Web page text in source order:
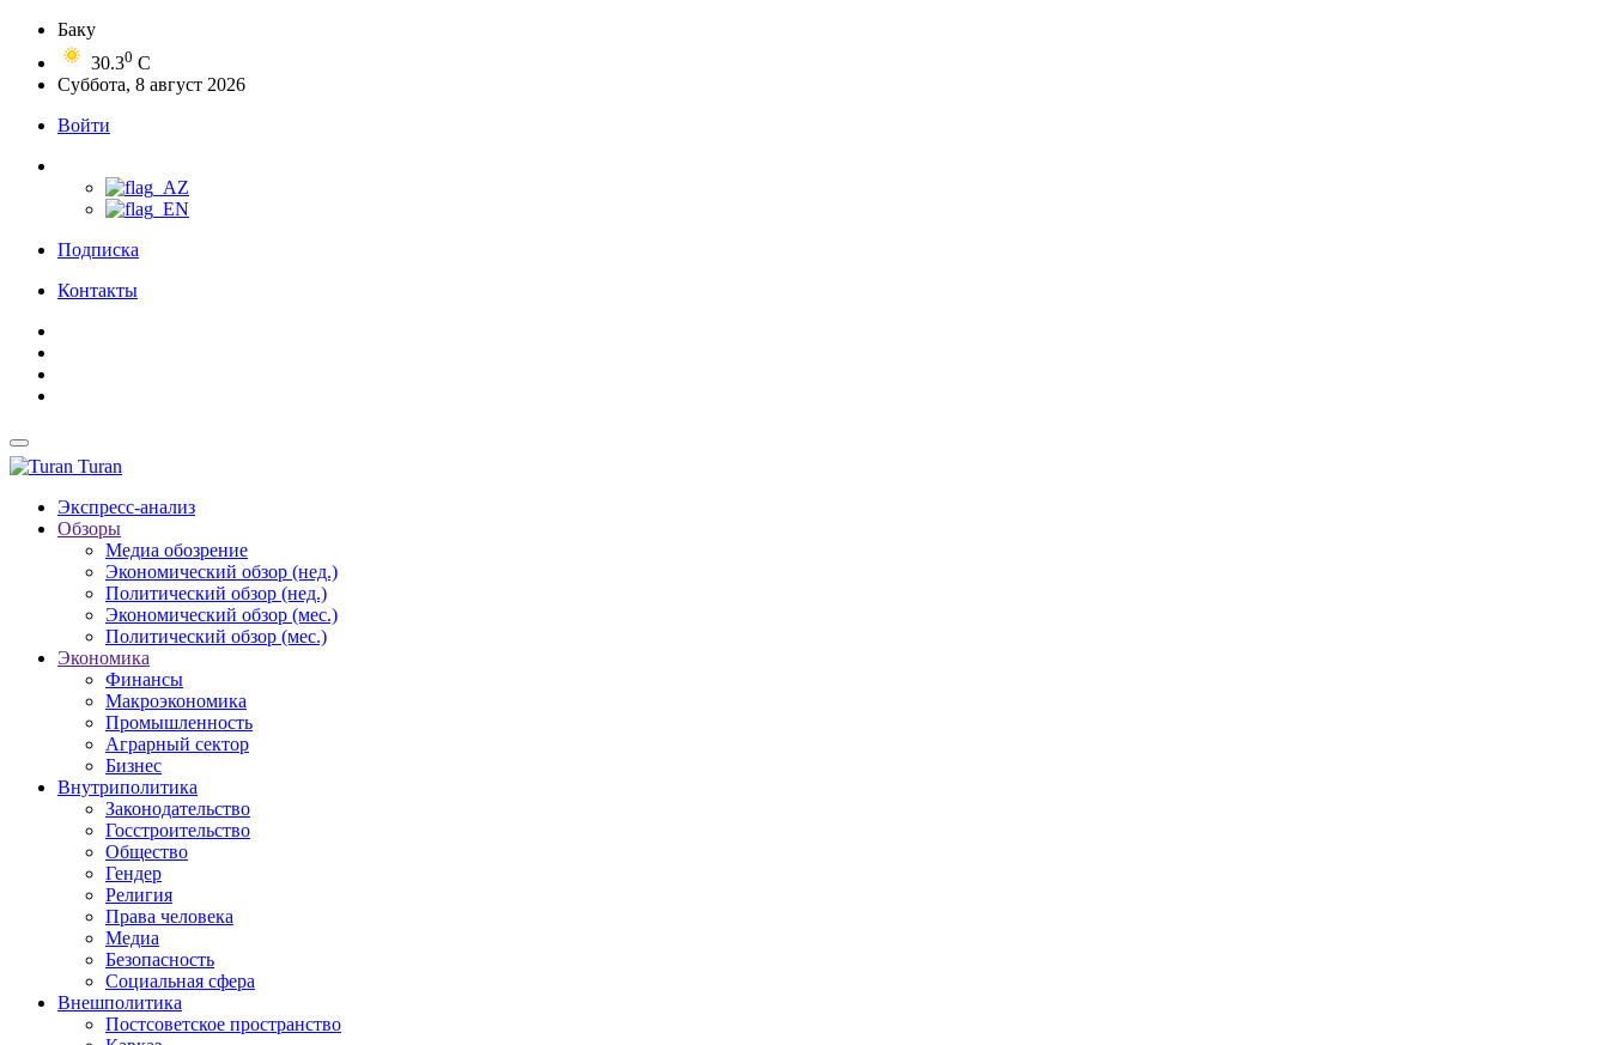
Баку
30.30 C
Суббота, 8 август 2026
Войти
Подписка
Контакты
Turan
Экспресс-анализ
Обзоры
Медиа обозрение
Экономический обзор (нед.)
Политический обзор (нед.)
Экономический обзор (мес.)
Политический обзор (мес.)
Экономика
Финансы
Макроэкономика
Промышленность
Аграрный сектор
Бизнес
Внутриполитика
Законодательство
Госстроительство
Общество
Гендер
Религия
Права человека
Медиа
Безопасность
Социальная сфера
Внешполитика
Постсоветское пространство